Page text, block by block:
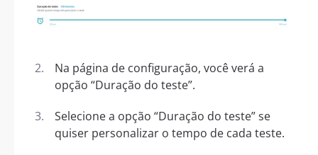
Na página de configuração, você verá a
opção “Duração do teste”.
Selecione a opção “Duração do teste” se
quiser personalizar o tempo de cada teste.